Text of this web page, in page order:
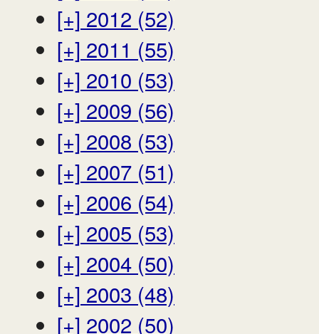
[+] 2012 (52)
[+] 2011 (55)
[+] 2010 (53)
[+] 2009 (56)
[+] 2008 (53)
[+] 2007 (51)
[+] 2006 (54)
[+] 2005 (53)
[+] 2004 (50)
[+] 2003 (48)
[+] 2002 (50)